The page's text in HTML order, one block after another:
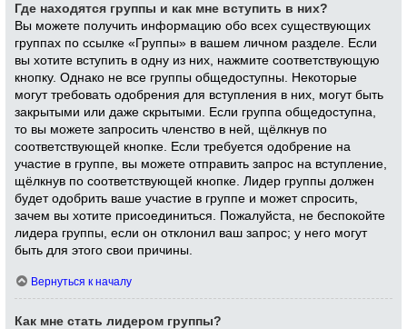
Где находятся группы и как мне вступить в них?
Вы можете получить информацию обо всех существующих
группах по ссылке «Группы» в вашем личном разделе. Если
вы хотите вступить в одну из них, нажмите соответствующую
кнопку. Однако не все группы общедоступны. Некоторые
могут требовать одобрения для вступления в них, могут быть
закрытыми или даже скрытыми. Если группа общедоступна,
то вы можете запросить членство в ней, щёлкнув по
соответствующей кнопке. Если требуется одобрение на
участие в группе, вы можете отправить запрос на вступление,
щёлкнув по соответствующей кнопке. Лидер группы должен
будет одобрить ваше участие в группе и может спросить,
зачем вы хотите присоединиться. Пожалуйста, не беспокойте
лидера группы, если он отклонил ваш запрос; у него могут
быть для этого свои причины.
Вернуться к началу
Как мне стать лидером группы?